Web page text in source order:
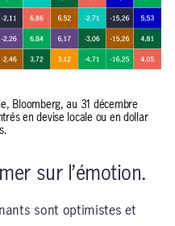
Bloomberg, au 31 décembre
en devise locale ou en dollar
sur l’émotion.
sont optimistes et